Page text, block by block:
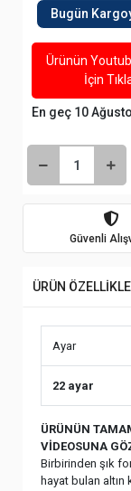
Bugün
Ürünün
İçin
En geç 10
Güvenli
ÜRÜN
Ayar
22 ayar
ÜRÜNÜN
VİDEOSUNA
Birbirinden şık
hayat bulan altın